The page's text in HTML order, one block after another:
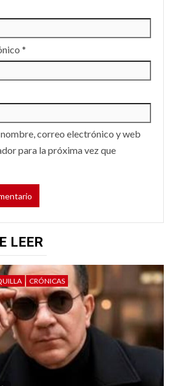
*
correo electrónico y web
para la próxima vez que
LEER
CRÓNICAS